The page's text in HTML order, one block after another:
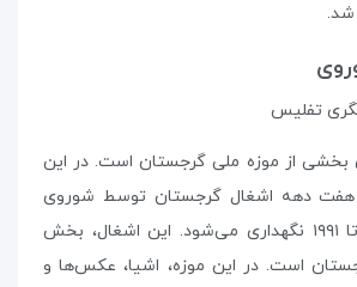
شد.
بخشی از موزه‌ ملی گرجستان است. در این
هفت دهه اشغال گرجستان توسط شوروی
یعنی از سال ۱۹۲۱ تا ۱۹۹۱ نگهداری می‌شود. این اشغال، بخش
است. در این موزه، اشیا، عکس‌ها و